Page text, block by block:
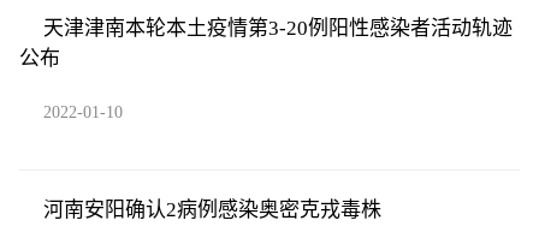
天津津南本轮本土疫情第3-20例阳性感染者活动轨迹
公布
2022-01-10
河南安阳确认2病例感染奥密克戎毒株